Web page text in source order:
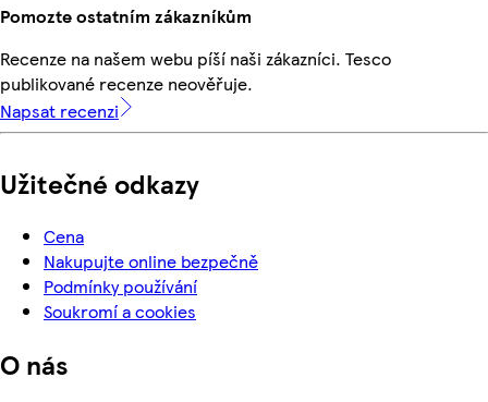
Pomozte ostatním zákazníkům
Recenze na našem webu píší naši zákazníci. Tesco
publikované recenze neověřuje.
Napsat recenzi
Užitečné odkazy
Cena
Nakupujte online bezpečně
Podmínky používání
Soukromí a cookies
O nás